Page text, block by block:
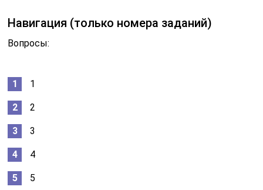
Навигация (только номера заданий)
Вопросы:
1
2
3
4
5